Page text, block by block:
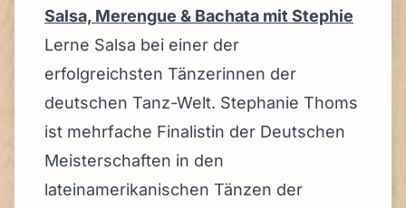
Salsa, Merengue & Bachata mit Stephie
Lerne Salsa bei einer der
erfolgreichsten Tänzerinnen der
deutschen Tanz-Welt. Stephanie Thoms
ist mehrfache Finalistin der Deutschen
Meisterschaften in den
lateinamerikanischen Tänzen der